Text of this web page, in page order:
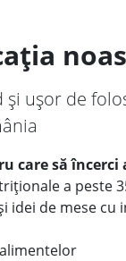
și ușor de
care să încerci
a peste
idei de mese